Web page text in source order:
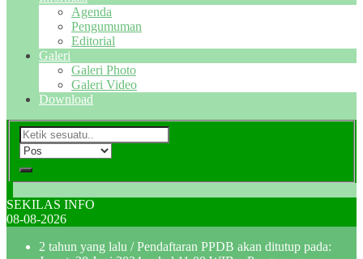
Agenda
Pengumuman
Editorial
Galeri
Galeri Photo
Galeri Video
Download
SEKILAS INFO
08-08-2026
2 tahun yang lalu / Pendaftaran PPDB akan ditutup pada: